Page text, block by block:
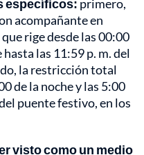
específicos: primero,
acompañante en
rige desde las 00:00
las 11:59 p. m. del
la restricción total
de la noche y las 5:00
puente festivo, en los
visto como un medio